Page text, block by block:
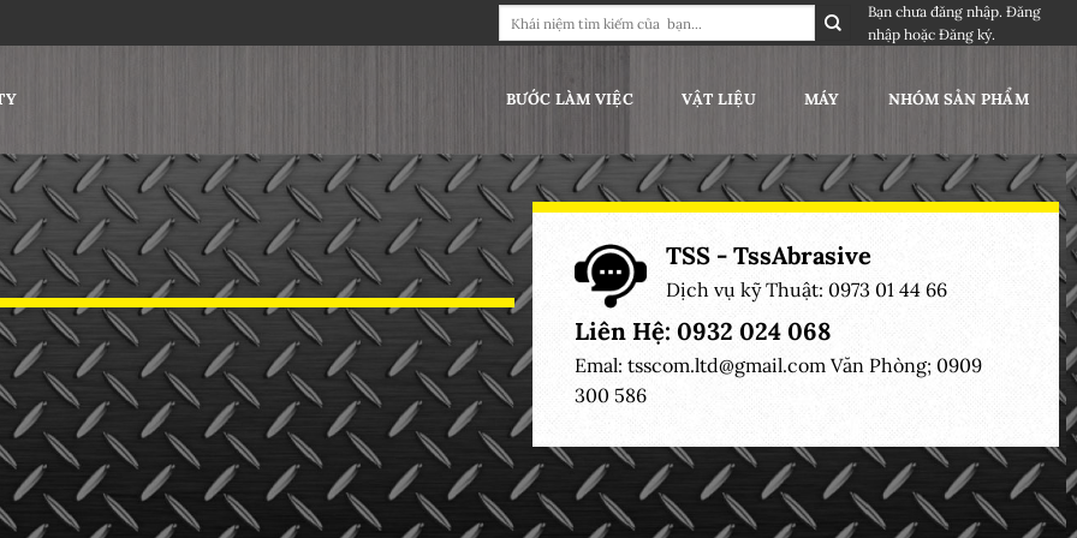
kiếm:
Bạn chưa đăng nhập. Đăng
nhậphoặc Đăng ký.
BƯỚC LÀM VIỆC VẬT LIỆU MÁY NHÓM SẢN PHẨM
TSS - TssAbrasive
Dịch vụ kỹ Thuật: 0973 01 44 66
Liên Hệ: 0932 024 068
Emal: tsscom.ltd@gmail.com Văn Phòng; 0909
300 586